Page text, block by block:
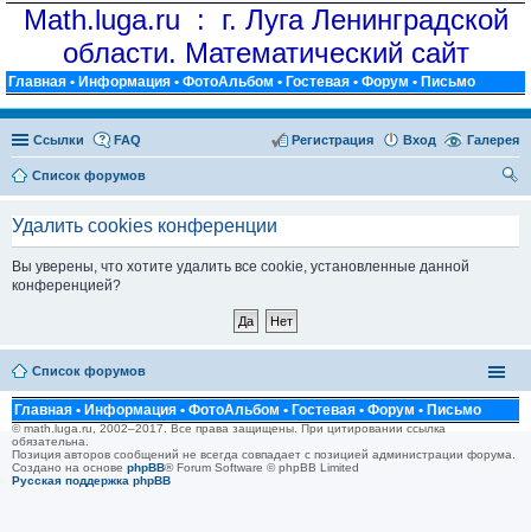
Math.luga.ru : г. Луга Ленинградской
области. Математический сайт
Главная • Информация • ФотоАльбом • Гостевая • Форум • Письмо
Ссылки Галерея
FAQ Вход
Регистрация
Список форумов
Удалить cookies конференции
Вы уверены, что хотите удалить все cookie, установленные данной
конференцией?
Список форумов
Главная • Информация • ФотоАльбом • Гостевая • Форум • Письмо
© math.luga.ru, 2002–2017. Все права защищены. При цитировании ссылка
обязательна.
Позиция авторов сообщений не всегда совпадает с позицией администрации форума.
Создано на основе phpBB® Forum Software © phpBB Limited
Русская поддержка phpBB